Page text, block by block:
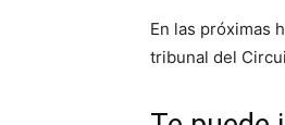
En las próximas
tribunal del